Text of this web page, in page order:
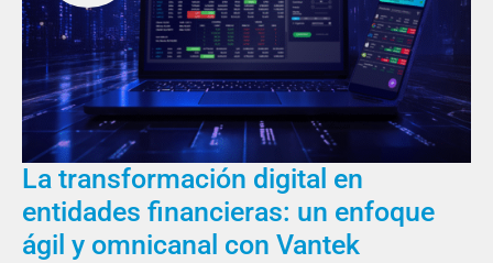
La transformación digital en
entidades financieras: un enfoque
ágil y omnicanal con Vantek
entidades
financieras:
un
enfoque
ágil
omnicanal
Vantek